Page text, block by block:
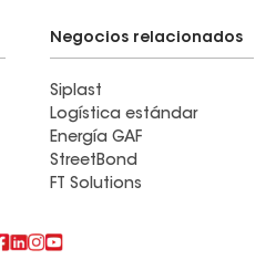
Negocios relacionados
Siplast
Logística estándar
Energía GAF
StreetBond
FT Solutions